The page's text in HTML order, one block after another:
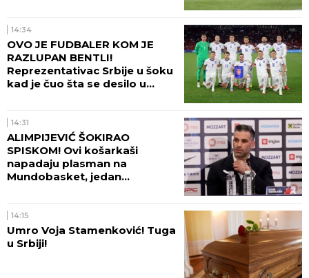
14:34
OVO JE FUDBALER KOM JE
RAZLUPAN BENTLI!
Reprezentativac Srbije u šoku
kad je čuo šta se desilo u
14:31
ALIMPIJEVIĆ ŠOKIRAO
SPISKOM! Ovi košarkaši
napadaju plasman na
Mundobasket, jedan
14:15
Umro Voja Stamenković! Tuga
u Srbiji!